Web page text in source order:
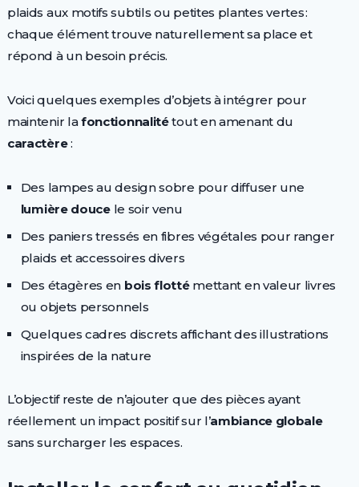
plaids aux motifs subtils ou petites plantes vertes :
chaque élément trouve naturellement sa place et
répond à un besoin précis.
Voici quelques exemples d’objets à intégrer pour
maintenir lafonctionnalitétout en amenant du
caractère:
Des lampes au design sobre pour diffuser une
lumière doucele soir venu
Des paniers tressés en fibres végétales pour ranger
plaids et accessoires divers
Des étagères en bois flottémettant en valeur livres
ou objets personnels
Quelques cadres discrets affichant des illustrations
inspirées de la nature
L’objectif reste de n’ajouter que des pièces ayant
réellement un impact positif sur l’ambiance globale
sans surcharger les espaces.